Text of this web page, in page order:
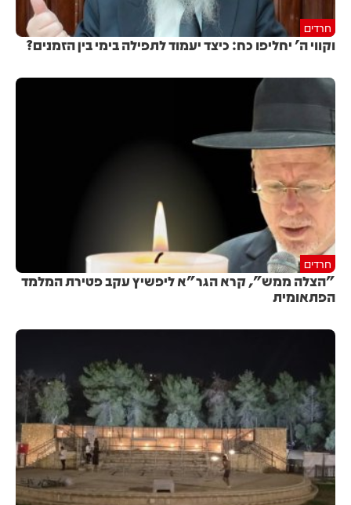
חרדים
וקווי ה' יחליפו כח: כיצד יעמוד לתפילה בימי בין הזמנים?
חרדים
"הצלה ממש", קרא הגר"א ליפשיץ עקב פטירת המלמד
הפתאומית